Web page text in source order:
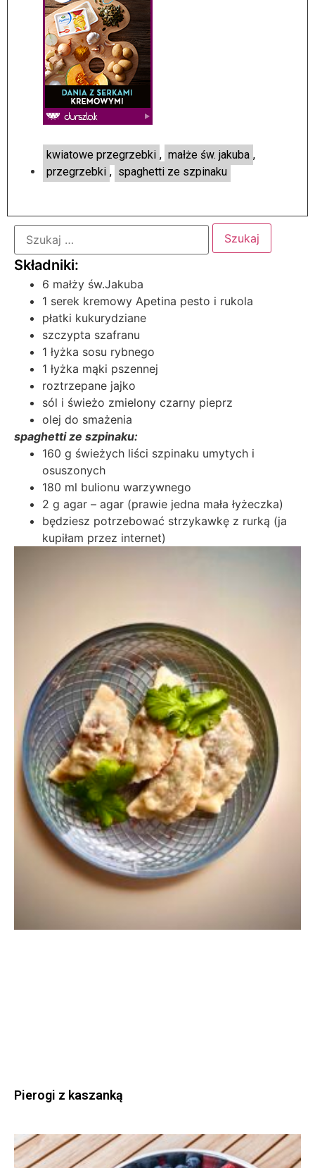
kwiatowe przegrzebki , małże św. jakuba ,
przegrzebki , spaghetti ze szpinaku
6 małży św.Jakuba
1 serek kremowy Apetina pesto i rukola
płatki kukurydziane
szczypta szafranu
1 łyżka sosu rybnego
1 łyżka mąki pszennej
roztrzepane jajko
sól i świeżo zmielony czarny pieprz
olej do smażenia
spaghetti ze szpinaku:
160 g świeżych liści szpinaku umytych i
osuszonych
180 ml bulionu warzywnego
2 g agar – agar (prawie jedna mała łyżeczka)
będziesz potrzebować strzykawkę z rurką (ja
kupiłam przez internet)
Pierogi z kaszanką